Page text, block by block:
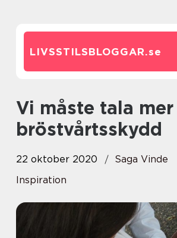
LIVSSTILSBLOGGAR.se
Vi måste tala mer om
bröstvårtsskydd
22 oktober 2020
Saga Vinde
Inspiration